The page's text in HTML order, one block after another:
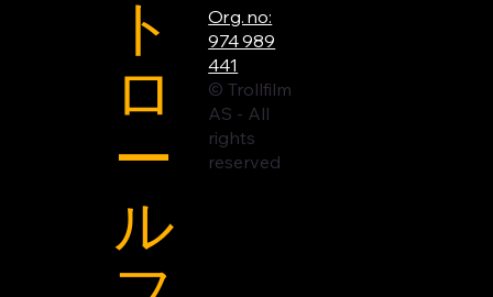
ト
ロ
ー
ル
Org. no:
974 989
441
© Trollfilm
AS - All
rights
reserved